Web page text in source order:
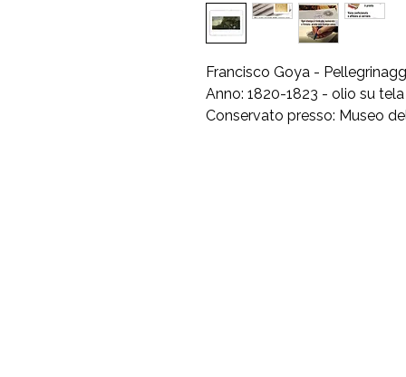
Francisco Goya -
Anno: 1820-1823 - olio su
Conservato presso: Museo